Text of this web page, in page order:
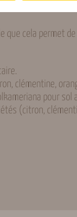
cela permet
clémentine,
pour sol
(citron,